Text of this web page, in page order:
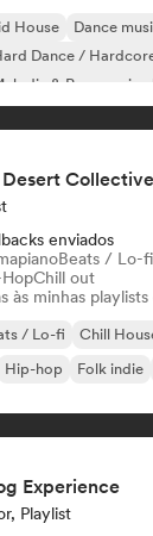
House Dance
Dance /
& Progressive
Collective
enviados
Beats / Lo-fi
Chill out
às minhas
/ Lo-fi Chill
Hip-hop Folk indie
Experience
Playlist